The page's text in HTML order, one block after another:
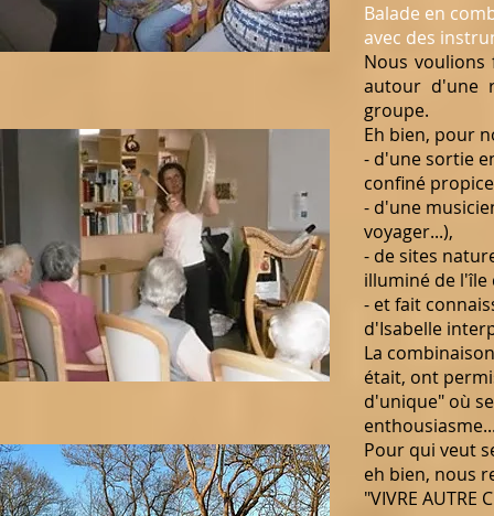
Balade en
avec des
Nous voulions
autour d'une
groupe.
Eh bien, pour
- d'une sortie
confiné
- d'une
voyager...),
- de sites
illuminé de l'île
- et fait
d'Isabelle
La
était, ont
d'unique" où
Pour qui veut
eh bien, nous
"VIVRE AUTRE